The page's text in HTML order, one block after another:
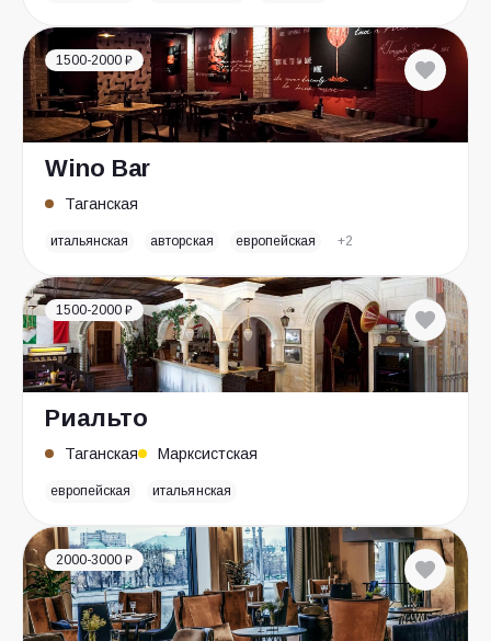
1500-2000 ₽
Wino Bar
Таганская
итальянская авторская европейская +2
1500-2000 ₽
Риальто
Таганская Марксистская
европейская итальянская
2000-3000 ₽